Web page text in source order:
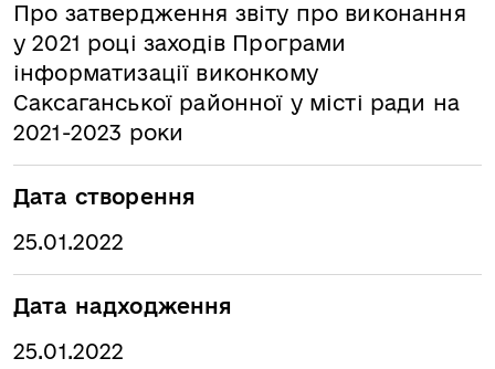
Про затвердження звіту про виконання
у 2021 році заходів Програми
інформатизації виконкому
Саксаганської районної у місті ради на
2021-2023 роки
Дата створення
25.01.2022
Дата надходження
25.01.2022